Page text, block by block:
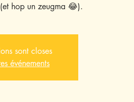
hop un zeugma 😂).
sont closes
événements